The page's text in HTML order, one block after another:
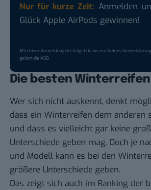
Nur für kurze Zeit: Anmelden
Glück Apple AirPods gewinnen!
Mit deiner Anmeldung bestätigst du unsere
gelten dieAGB.
Die besten Winterreifen
Wer sich nicht auskennt, denkt
dass ein Winterreifen dem anderen
und dass es vielleicht gar keine
Unterschiede geben mag. Doch je
und Modell kann es bei den
größere Unterschiede geben.
Das zeigt sich auch im Ranking der